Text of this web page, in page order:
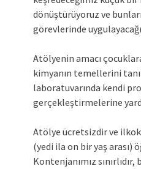
dönüştürüyoruz ve
görevlerinde
Atölyenin amacı
kimyanın temellerini
laboratuvarında kendi
gerçekleştirmelerine
Atölye ücretsizdir ve
(yedi ila on bir yaş arası)
Kontenjanımız sınırlıdır,